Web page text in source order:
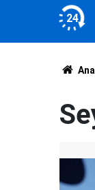
24
il başkanı oldu